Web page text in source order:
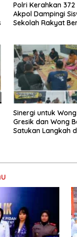
Polri Kerahkan
Akpol Dampingi
Sekolah Rakyat
Sinergi untuk Wong
Gresik dan Wong
Satukan Langkah